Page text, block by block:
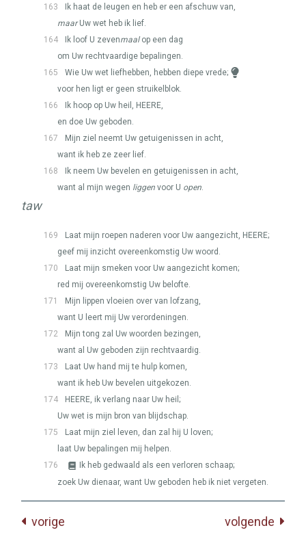
163
Ik haat de leugen en heb er een afschuw van,
maarUw wet heb ik lief.
164
Ik loof U zevenmaalop een dag
om Uw rechtvaardige bepalingen.
165
Wie Uw wet liefhebben, hebben diepe vrede;
voor hen ligt er geen struikelblok.
166
Ik hoop op Uw heil, HEERE,
en doe Uw geboden.
167
Mijn ziel neemt Uw getuigenissen in acht,
want ik heb ze zeer lief.
168
Ik neem Uw bevelen en getuigenissen in acht,
want al mijn wegen liggen voor U open.
taw
169 Laat mijn roepen naderen voor Uw aangezicht, HEERE;
geef mij inzicht overeenkomstig Uw woord.
170
Laat mijn smeken voor Uw aangezicht komen;
red mij overeenkomstig Uw belofte.
171
Mijn lippen vloeien over van lofzang,
want U leert mij Uw verordeningen.
172
Mijn tong zal Uw woorden bezingen,
want al Uw geboden zijn rechtvaardig.
173
Laat Uw hand mij te hulp komen,
want ik heb Uw bevelen uitgekozen.
174
HEERE, ik verlang naar Uw heil;
Uw wet is mijn bron van blijdschap.
175
Laat mijn ziel leven, dan zal hij U loven;
laat Uw bepalingen mij helpen.
176
Ik heb gedwaald als een verloren schaap;
zoek Uw dienaar, want Uw geboden heb ik niet vergeten.
vorige volgende